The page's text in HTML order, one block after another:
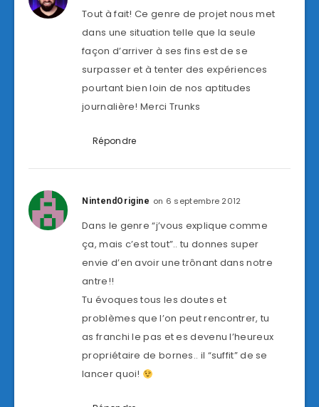
Tout à fait! Ce genre de projet nous met
dans une situation telle que la seule
façon d’arriver à ses fins est de se
surpasser et à tenter des expériences
pourtant bien loin de nos aptitudes
journalière! Merci Trunks
Répondre
NintendOrigine on 6 septembre 2012
Dans le genre “j’vous explique comme
ça, mais c’est tout”.. tu donnes super
envie d’en avoir une trônant dans notre
antre!!
Tu évoques tous les doutes et
problèmes que l’on peut rencontrer, tu
as franchi le pas et es devenu l’heureux
propriétaire de bornes.. il “suffit” de se
lancer quoi!